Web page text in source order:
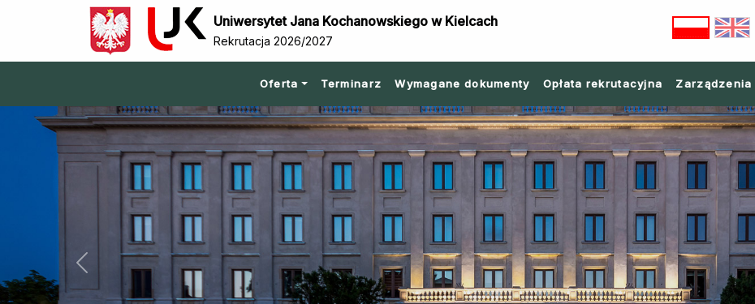
Uniwersytet Jana Kochanowskiego w Kielcach
Rekrutacja 2026/2027
Oferta Terminarz Wymagane dokumenty Opłata rekrutacyjna Zarządzenia
Previous